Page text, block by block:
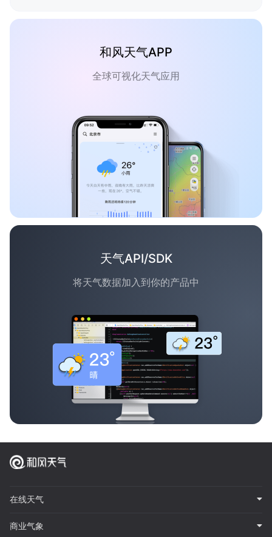
和风天气APP
全球可视化天气应用
天气API/SDK
将天气数据加入到你的产品中
在线天气
商业气象